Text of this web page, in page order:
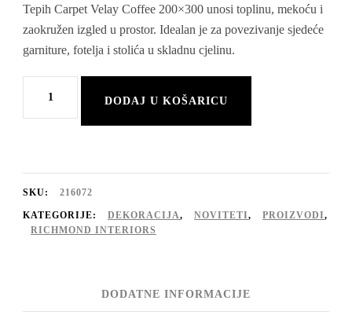
Tepih Carpet Velay Coffee 200×300 unosi toplinu, mekoću i
zaokružen izgled u prostor. Idealan je za povezivanje sjedeće
garniture, fotelja i stolića u skladnu cjelinu.
Carpet
200x300
količina
DODAJ U KOŠARICU
SKU: 216072
KATEGORIJE: DEKORACIJA, NOVITETI, PROIZVODI,
RICHMOND INTERIORS
DODATNE INFORMACIJE